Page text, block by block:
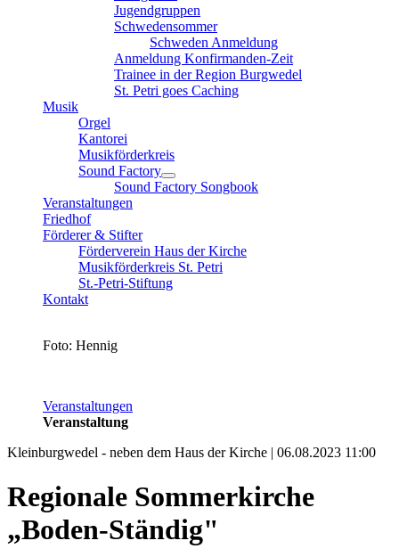
Jugendgruppen
Schwedensommer
Schweden Anmeldung
Anmeldung Konfirmanden-Zeit
Trainee in der Region Burgwedel
St. Petri goes Caching
Musik
Orgel
Kantorei
Musikförderkreis
Sound Factory
Sound Factory Songbook
Veranstaltungen
Friedhof
Förderer & Stifter
Förderverein Haus der Kirche
Musikförderkreis St. Petri
St.-Petri-Stiftung
Kontakt
Foto: Hennig
Veranstaltungen
Veranstaltung
Kleinburgwedel - neben dem Haus der Kirche | 06.08.2023 11:00
Regionale Sommerkirche
„Boden-Ständig"